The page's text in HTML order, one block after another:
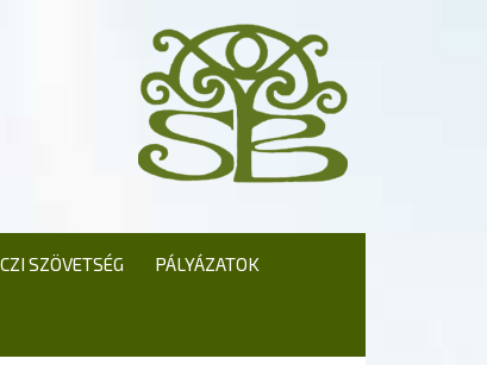
SZÖVETSÉG PÁLYÁZATOK